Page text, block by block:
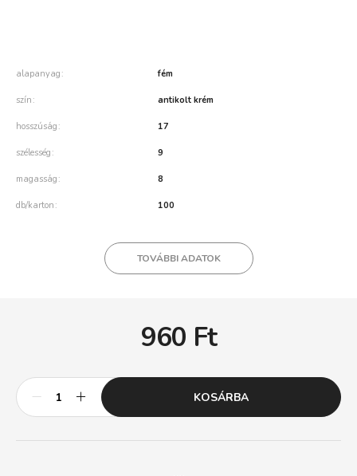
alapanyag fém
szín antikolt krém
hosszúság 17
szélesség 9
magasság 8
db/karton 100
TOVÁBBI ADATOK
960 Ft
KOSÁRBA